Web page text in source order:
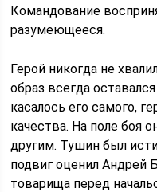
Командование
разумеющееся.
Герой никогда не
образ всегда
касалось его самого,
качества. На поле боя
другим. Тушин был
подвиг оценил Андрей
товарища перед